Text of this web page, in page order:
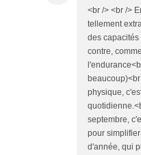
<br /> <br />
tellement
des
contre,
physique,
septembre,
pour
d'année, qui